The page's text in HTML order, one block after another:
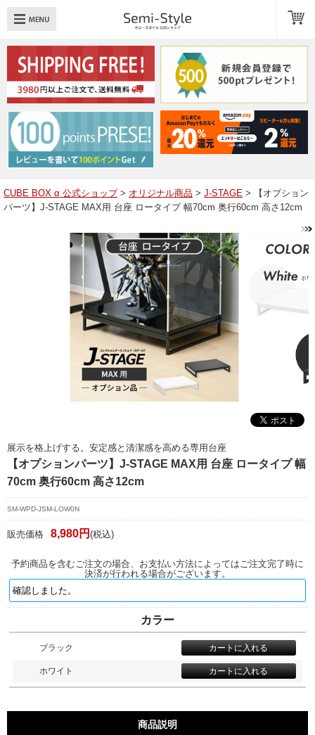
：透明扉 引き出し LED
へ戻る
品一覧
ューブボックスαレイアウト例
料・お支払いについて
定商取引法に基づく表記
CUBE BOX α 公式ショップ> オリジナル商品 > J-STAGE > 【オプション
パーツ】J-STAGE MAX用 台座 ロータイプ 幅70cm 奥行60cm 高さ12cm
展示を格上げする。安定感と清潔感を高める専用台座
【オプションパーツ】J-STAGE MAX用 台座 ロータイプ 幅
70cm 奥行60cm 高さ12cm
SM-WPD-JSM-LOW0N
販売価格 8,980円 (税込)
予約商品を含むご注文の場合、お支払い方法によってはご注文完了時に
決済が行われる場合がございます。
カラー
ブラック
ホワイト
商品説明